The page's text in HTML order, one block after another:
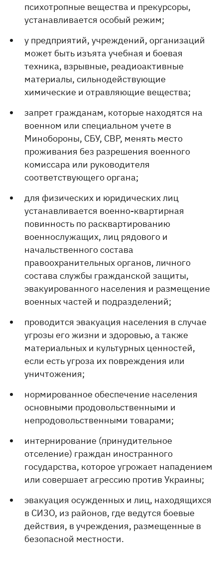
психотропные вещества и прекурсоры,
устанавливается особый режим;
у предприятий, учреждений, организаций
может быть изъята учебная и боевая
техника, взрывные, реадиоактивные
материалы, сильнодействующие
химические и отравляющие вещества;
запрет гражданам, которые находятся на
военном или специальном учете в
Минобороны, СБУ, СВР, менять место
проживания без разрешения военного
комиссара или руководителя
соответствующего органа;
для физических и юридических лиц
устанавливается военно-квартирная
повинность по расквартированию
военнослужащих, лиц рядового и
начальственного состава
правоохранительных органов, личного
состава службы гражданской защиты,
эвакуированного населения и размещение
военных частей и подразделений;
проводится эвакуация населения в случае
угрозы его жизни и здоровью, а также
материальных и культурных ценностей,
если есть угроза их повреждения или
уничтожения;
нормированное обеспечение населения
основными продовольственными и
непродовольственными товарами;
интернирование (принудительное
отселение) граждан иностранного
государства, которое угрожает нападением
или совершает агрессию против Украины;
эвакуация осужденных и лиц, находящихся
в СИЗО, из районов, где ведутся боевые
действия, в учреждения, размещенные в
безопасной местности.